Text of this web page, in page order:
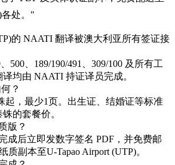
处。 "
的 NAATI 翻译被澳大利亚所有签证接
500、189/190/491、309/100 及所有工
均由 NAATI 持证译员完成。
？
起，最少1页。出生证、结婚证等标准
的套餐价。
版？
成后立即发数字签名 PDF，并免费邮
质副本至U-Tapao Airport (UTP)。